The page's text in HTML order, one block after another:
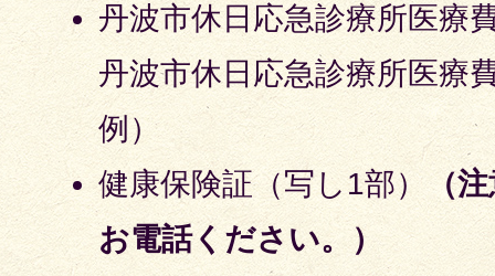
丹波市休日応急診療所医療
丹波市休日応急診療所医療
例）
健康保険証（写し1部） （
お電話ください。）